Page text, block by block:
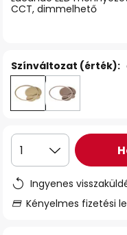
CCT, dimmelhető
Színváltozat (érték):
1
Ingyenes
Kényelmes fizetési